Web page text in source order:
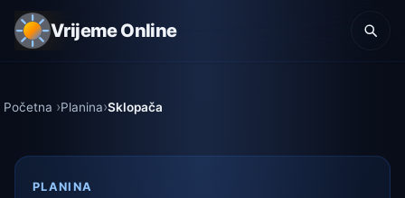
Vrijeme Online
Početna Planina Sklopača
PLANINA